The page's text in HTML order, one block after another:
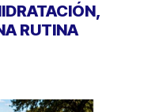
RUTINA